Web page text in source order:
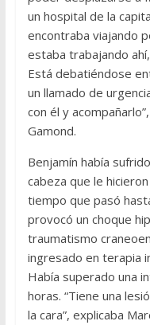
un hospital de la
encontraba viajando
estaba trabajando
Está debatiéndose
un llamado de
con él y
Gamond.
Benjamín había
cabeza que le
tiempo que pasó
provocó un choque
traumatismo
ingresado en terapia
Había superado una
horas. “Tiene una
la cara”, explicaba